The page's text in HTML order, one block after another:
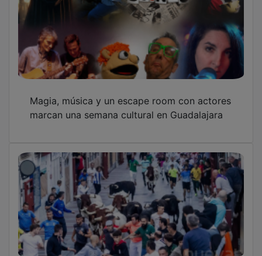
Los encierros de Guadalajara refuerzan su
prestigio con una apuesta por las ganaderías
Guadalajara presenta una importante feria
taurina de La Antigua con las figuras como
base